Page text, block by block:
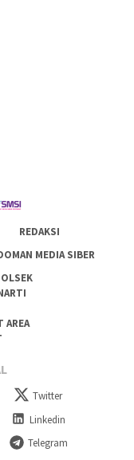
REDAKSI
MEDIA SIBER
AREA
Twitter
Linkedin
Telegram